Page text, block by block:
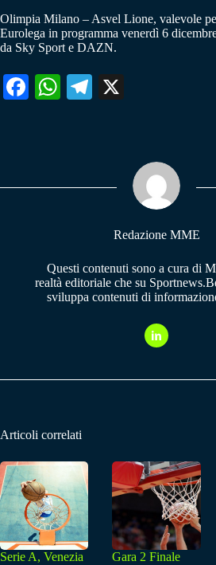
Olimpia Milano – Asvel Lione, valevole
Eurolega in programma venerdì 6
da Sky Sport e DAZN.
Fa W
pp
Te
m
Redazione MME
Questi contenuti sono a cura di
realtà editoriale che su
sviluppa contenuti di
Articoli correlati
Serie A, Venezia
Gara 2 Finale